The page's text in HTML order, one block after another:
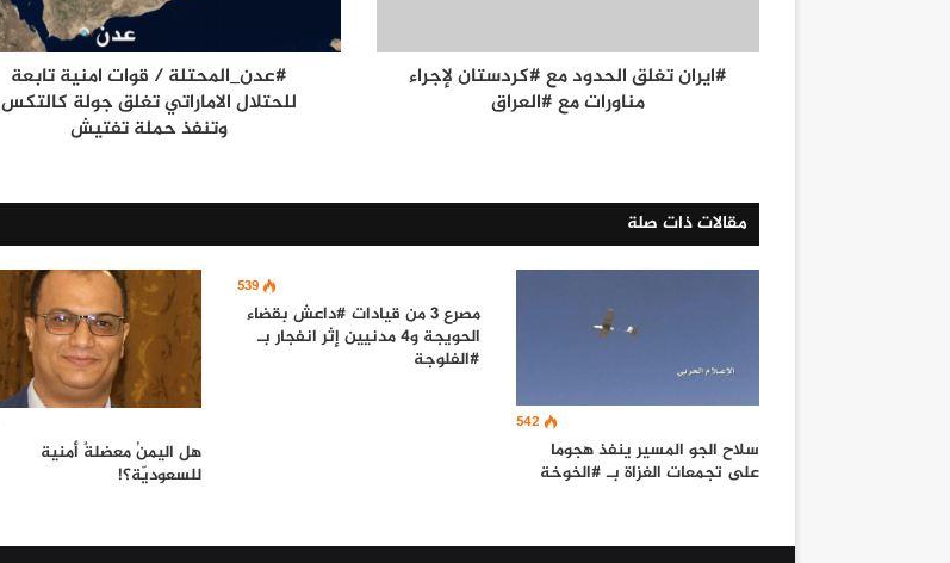
#ايران تغلق الحدود مع #كردستان لإجراء
مناورات مع #العراق
#عدن_المحتلة / قوات امنية تابعة
للحتلال الاماراتي تغلق جولة كالتكس
وتنفذ حملة تفتيش
مقالات ذات صلة
542
سلاح الجو المسير ينفذ هجوما
على تجمعات الغزاة بـ #الخوخة
539
مصرع 3 من قيادات #داعش بقضاء
الحويجة و4 مدنيين إثر انفجار بـ
#الفلوجة
هل اليمنُ معضلةٌ أمنية
للسعوديّة؟!